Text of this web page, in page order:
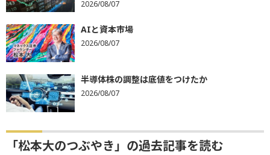
2026/08/07
AIと資本市場
2026/08/07
半導体株の調整は底値をつけたか
2026/08/07
「松本大のつぶやき」の過去記事を読む